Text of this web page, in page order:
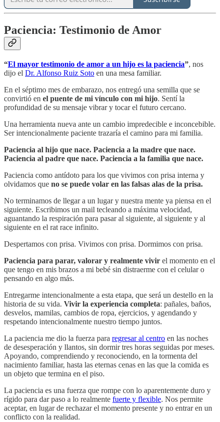
Paciencia: Testimonio de Amor
“El mayor testimonio de amor a un hijo es la paciencia”, nos
dijo el Dr. Alfonso Ruiz Soto en una mesa familiar.
En el séptimo mes de embarazo, nos entregó una semilla que se
convirtió en el puente de mi vínculo con mi hijo. Sentí la
profundidad de su mensaje vibrar y tocar el futuro cercano.
Una herramienta nueva ante un cambio impredecible e inconcebible.
Ser intencionalmente paciente trazaría el camino para mi familia.
Paciencia al hijo que nace. Paciencia a la madre que nace.
Paciencia al padre que nace. Paciencia a la familia que nace.
Paciencia como antídoto para los que vivimos con prisa interna y
olvidamos que no se puede volar en las falsas alas de la prisa.
No terminamos de llegar a un lugar y nuestra mente ya piensa en el
siguiente. Escribimos un mail tecleando a máxima velocidad,
aguantando la respiración para pasar al siguiente, al siguiente y al
siguiente en el rat race infinito.
Despertamos con prisa. Vivimos con prisa. Dormimos con prisa.
Paciencia para parar, valorar y realmente vivir el momento en el
que tengo en mis brazos a mi bebé sin distraerme con el celular o
pensando en algo más.
Entregarme intencionalmente a esta etapa, que será un destello en la
historia de su vida. Vivir la experiencia completa: pañales, baños,
desvelos, mamilas, cambios de ropa, ejercicios, y agendando y
respetando intencionalmente nuestro tiempo juntos.
La paciencia me dio la fuerza para regresar al centro en las noches
de desesperación y llantos, sin dormir tres horas seguidas por meses.
Apoyando, comprendiendo y reconociendo, en la tormenta del
nacimiento familiar, hasta las eternas cenas en las que la comida es
un objeto que termina en el piso.
La paciencia es una fuerza que rompe con lo aparentemente duro y
rígido para dar paso a lo realmente fuerte y flexible. Nos permite
aceptar, en lugar de rechazar el momento presente y no entrar en un
conflicto con la realidad.